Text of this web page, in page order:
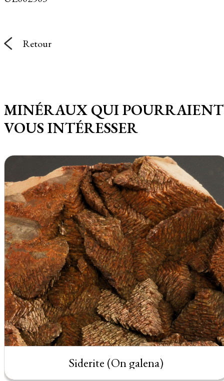
Retour
MINÉRAUX QUI POURRAIENT
VOUS INTÉRESSER
Siderite (On galena)